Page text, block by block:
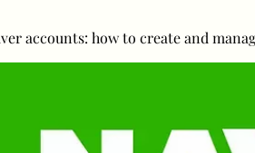
accounts: how to create and